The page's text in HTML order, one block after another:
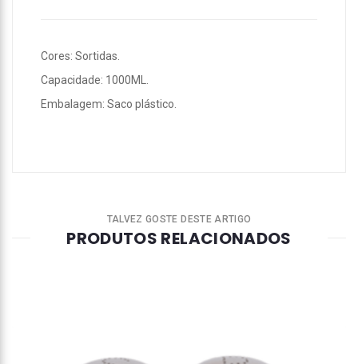
Cores: Sortidas.
Capacidade: 1000ML.
Embalagem: Saco plástico.
TALVEZ GOSTE DESTE ARTIGO
PRODUTOS RELACIONADOS